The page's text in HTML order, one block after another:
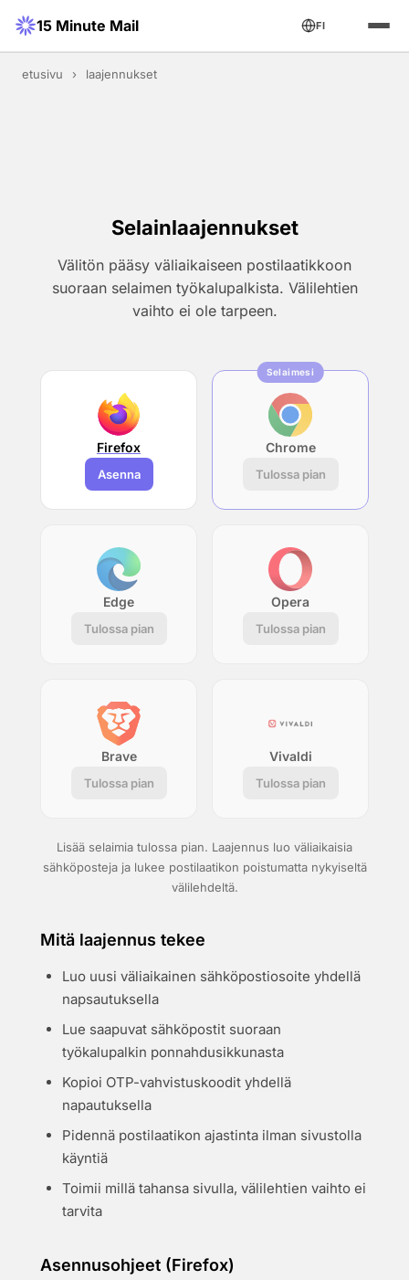
15 Minute Mail FI
etusivu › laajennukset
Selainlaajennukset
Välitön pääsy väliaikaiseen postilaatikkoon
suoraan selaimen työkalupalkista. Välilehtien
vaihto ei ole tarpeen.
Firefox
Asenna
Selaimesi
Chrome
Tulossa pian
Edge
Tulossa pian
Opera
Tulossa pian
Brave
Tulossa pian
Vivaldi
Tulossa pian
Lisää selaimia tulossa pian. Laajennus luo väliaikaisia
sähköposteja ja lukee postilaatikon poistumatta nykyiseltä
välilehdeltä.
Mitä laajennus tekee
Luo uusi väliaikainen sähköpostiosoite yhdellä
napsautuksella
Lue saapuvat sähköpostit suoraan
työkalupalkin ponnahdusikkunasta
Kopioi OTP-vahvistuskoodit yhdellä
napautuksella
Pidennä postilaatikon ajastinta ilman sivustolla
käyntiä
Toimii millä tahansa sivulla, välilehtien vaihto ei
tarvita
Asennusohjeet (Firefox)